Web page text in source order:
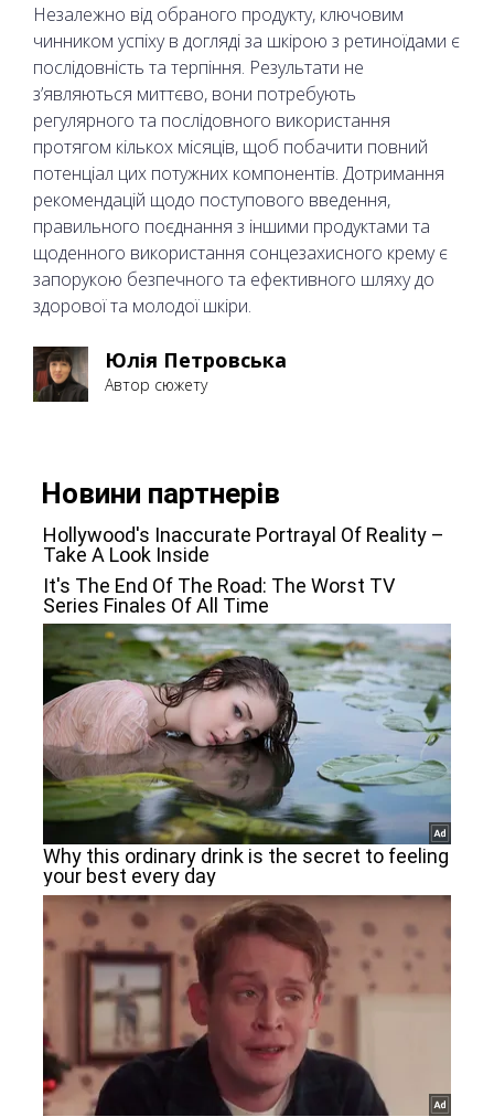
Незалежно від обраного продукту, ключовим
чинником успіху в догляді за шкірою з ретиноїдами є
послідовність та терпіння. Результати не
з’являються миттєво, вони потребують
регулярного та послідовного використання
протягом кількох місяців, щоб побачити повний
потенціал цих потужних компонентів. Дотримання
рекомендацій щодо поступового введення,
правильного поєднання з іншими продуктами та
щоденного використання сонцезахисного крему є
запорукою безпечного та ефективного шляху до
здорової та молодої шкіри.
Юлія Петровська
Автор сюжету